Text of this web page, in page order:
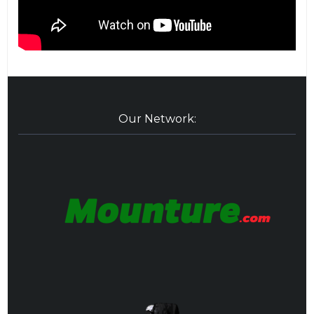
Our Network: